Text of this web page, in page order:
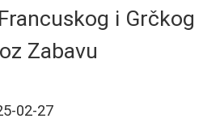
i Grčkog
Zabavu
02-27